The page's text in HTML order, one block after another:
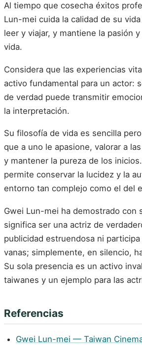
Al tiempo que cosecha éxitos
Lun-mei cuida la calidad de su
leer y viajar, y mantiene la pasión
vida.
Considera que las experiencias
activo fundamental para un actor:
de verdad puede transmitir
la interpretación.
Su filosofía de vida es sencilla
que a uno le apasione, valorar a
y mantener la pureza de los
permite conservar la lucidez y la
entorno tan complejo como el del
Gwei Lun-mei ha demostrado con
significa ser una actriz de
publicidad estruendosa ni
vanas; simplemente, en silencio,
Su sola presencia es un activo
taiwanes y un ejemplo para las
Referencias
Gwei Lun-mei — Taiwan